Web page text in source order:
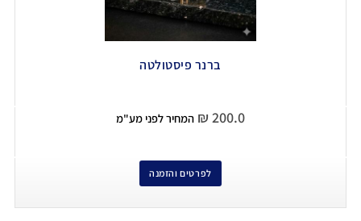
ברנר פיסטולטה
₪ 200.0 המחיר לפני מע"מ
לפרטים והזמנה